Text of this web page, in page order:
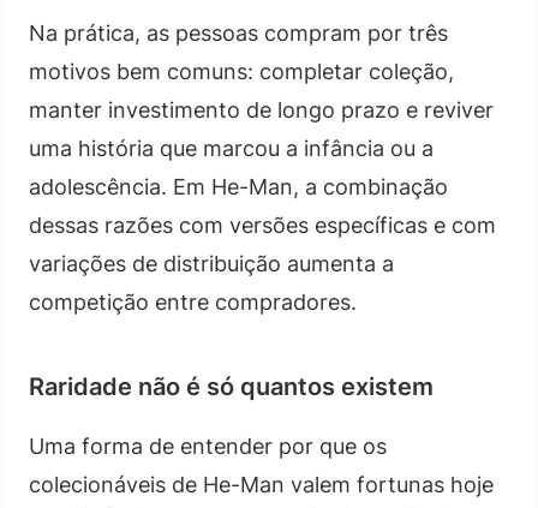
Na prática, as pessoas compram por três
motivos bem comuns: completar coleção,
manter investimento de longo prazo e reviver
uma história que marcou a infância ou a
adolescência. Em He-Man, a combinação
dessas razões com versões específicas e com
variações de distribuição aumenta a
competição entre compradores.
Raridade não é só quantos existem
Uma forma de entender por que os
colecionáveis de He-Man valem fortunas hoje